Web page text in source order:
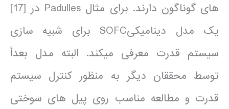
های گوناگون دارند. برای مثال Padulles در [17]
یک مدل دینامیکیSOFC برای شبیه سازی
سیستم قدرت معرفی می­کند. البته مدل بعدأ
توسط محققان دیگر به منظور کنترل سیستم
قدرت و مطالعه مناسب روی پیل های سوختی